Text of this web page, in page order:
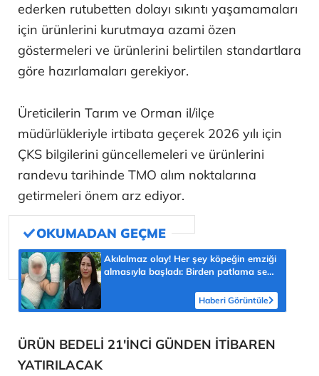
ederken rutubetten dolayı sıkıntı yaşamamaları
için ürünlerini kurutmaya azami özen
göstermeleri ve ürünlerini belirtilen standartlara
göre hazırlamaları gerekiyor.
Üreticilerin Tarım ve Orman il/ilçe
müdürlükleriyle irtibata geçerek 2026 yılı için
ÇKS bilgilerini güncellemeleri ve ürünlerini
randevu tarihinde TMO alım noktalarına
getirmeleri önem arz ediyor.
Akılalmaz olay! Her şey köpeğin emziği
almasıyla başladı: Birden patlama sesi
Haberi Görüntüle
ÜRÜN BEDELİ 21'İNCİ GÜNDEN İTİBAREN
YATIRILACAK